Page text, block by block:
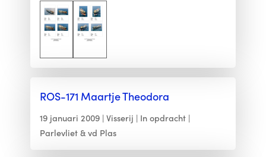
ROS-171 Maartje Theodora
19 januari 2009 Visserij
In opdracht
Parlevliet & vd Plas